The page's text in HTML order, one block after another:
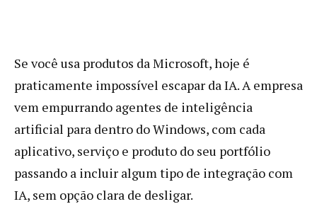
Se você usa produtos da Microsoft, hoje é
praticamente impossível escapar da IA. A empresa
vem empurrando agentes de inteligência
artificial para dentro do Windows, com cada
aplicativo, serviço e produto do seu portfólio
passando a incluir algum tipo de integração com
IA, sem opção clara de desligar.